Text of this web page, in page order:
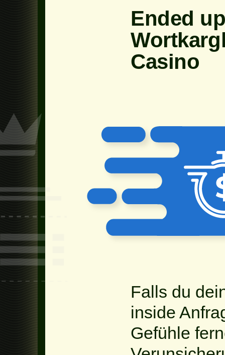
Ended
Casino
Falls du
inside
Gefühle